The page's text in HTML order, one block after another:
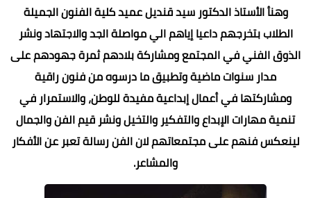
وهنأ الأستاذ الدكتور سيد قنديل عميد كلية الفنون الجميلة
الطلاب بتخرجهم داعيا إياهم الي مواصلة الجد والاجتهاد ونشر
الذوق الفني في المجتمع ومشاركة بلادهم ثمرة جهودهم على
مدار سنوات ماضية وتطبيق ما درسوه من فنون راقية
ومشاركتها في أعمال إبداعية مفيدة للوطن، والاستمرار في
تنمية مهارات الإبداع والتفكير والتخيل ونشر قيم الفن والجمال
لينعكس فنهم على مجتمعاتهم لان الفن رسالة تعبر عن الأفكار
والمشاعر.